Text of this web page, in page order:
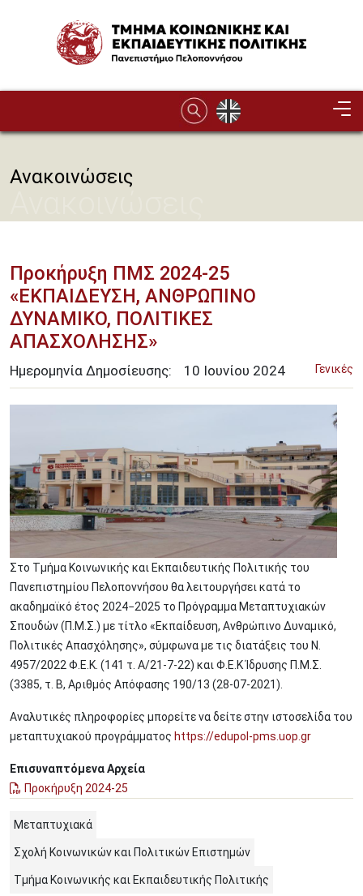
Image
Ανακοινώσεις
Προκήρυξη ΠΜΣ 2024-25
«ΕΚΠΑΙΔΕΥΣΗ, ΑΝΘΡΩΠΙΝΟ
ΔΥΝΑΜΙΚΟ, ΠΟΛΙΤΙΚΕΣ
ΑΠΑΣΧΟΛΗΣΗΣ»
Γενικές
Ημερομηνία Δημοσίευσης: 10 Ιουνίου 2024
Στο Τμήμα Κοινωνικής και Εκπαιδευτικής Πολιτικής του
Πανεπιστημίου Πελοποννήσου θα λειτουργήσει κατά το
ακαδημαϊκό έτος 2024−2025 το Πρόγραμμα Μεταπτυχιακών
Σπουδών (Π.Μ.Σ.) με τίτλο «Εκπαίδευση, Ανθρώπινο Δυναμικό,
Πολιτικές Απασχόλησης», σύμφωνα με τις διατάξεις του Ν.
4957/2022 Φ.Ε.Κ. (141 τ. Α/21-7-22) και Φ.Ε.Κ Ίδρυσης Π.Μ.Σ.
(3385, τ. Β, Αριθμός Απόφασης 190/13 (28-07-2021).
Αναλυτικές πληροφορίες μπορείτε να δείτε στην ιστοσελίδα του
μεταπτυχιακού προγράμματος https://edupol-pms.uop.gr
Επισυναπτόμενα Αρχεία
Προκήρυξη 2024-25
Μεταπτυχιακά
Σχολή Κοινωνικών και Πολιτικών Επιστημών
Τμήμα Κοινωνικής και Εκπαιδευτικής Πολιτικής